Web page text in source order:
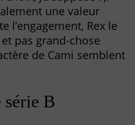
une valeur
l’engagement, Rex le
pas grand-chose
de Cami semblent
série B